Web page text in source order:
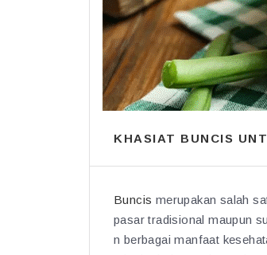
KHASIAT BUNCIS
Buncis merupakan salah
pasar tradisional maupun
n berbagai manfaat